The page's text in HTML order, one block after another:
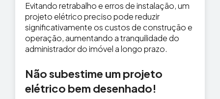
Evitando retrabalho e erros de instalação, um
projeto elétrico preciso pode reduzir
significativamente os custos de construção e
operação, aumentando a tranquilidade do
administrador do imóvel a longo prazo.
Não subestime um projeto
elétrico bem desenhado!